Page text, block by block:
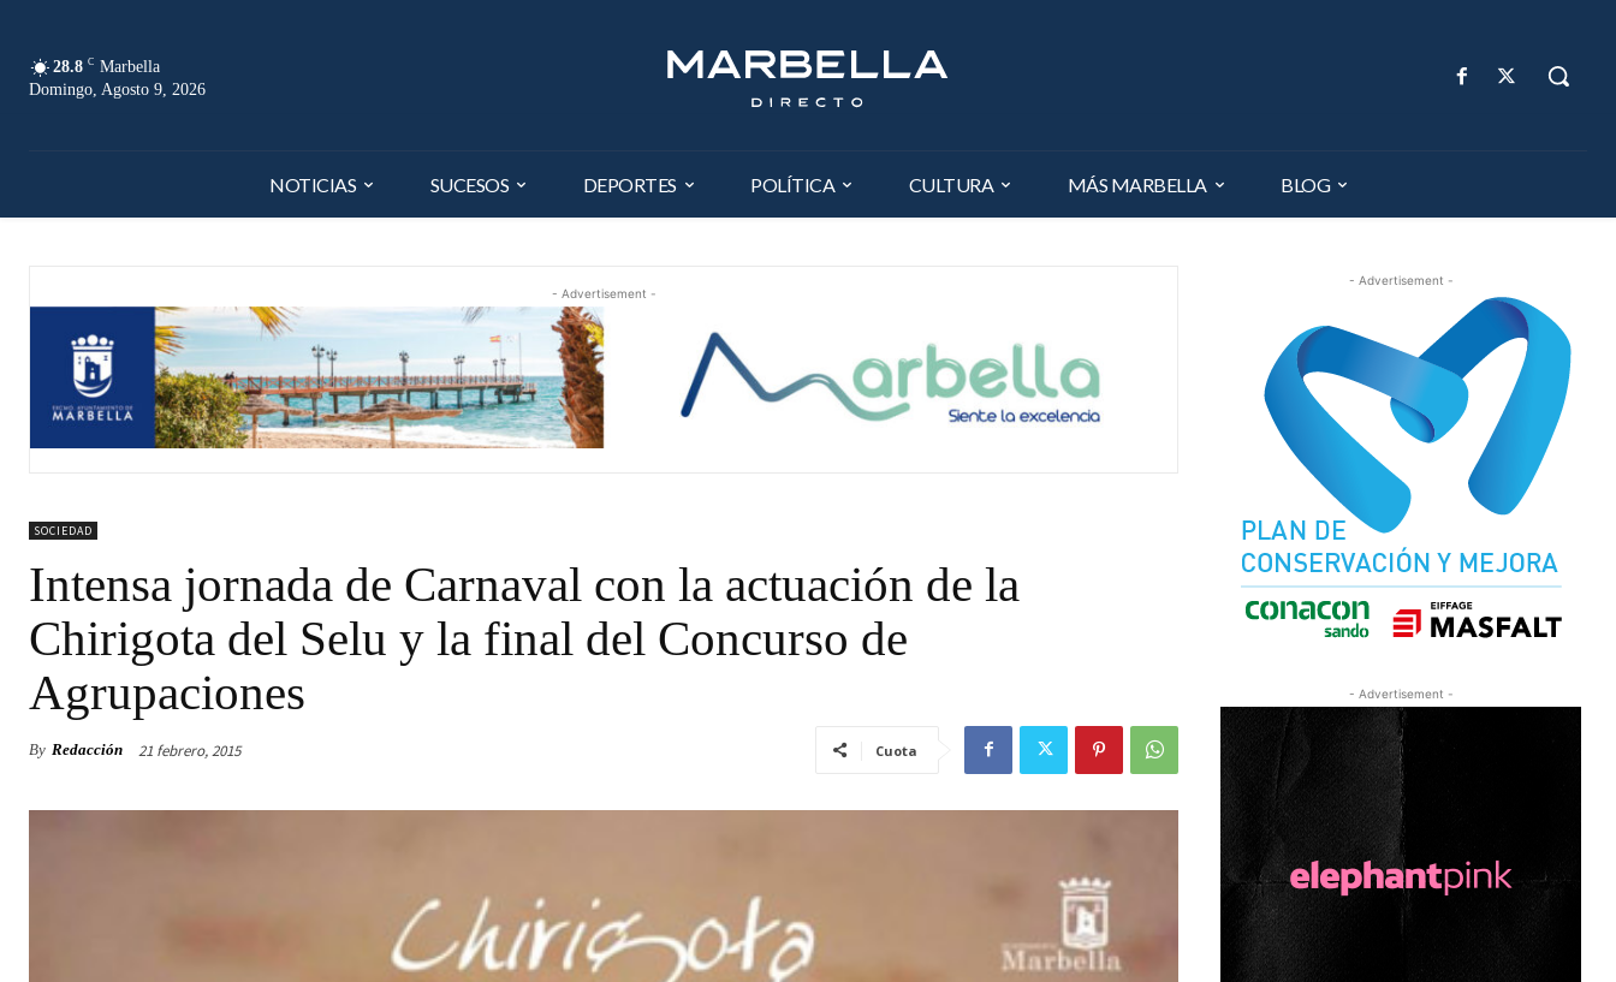
28.8 C Marbella
Domingo, Agosto 9, 2026
NOTICIAS SUCESOS DEPORTES POLÍTICA CULTURA MÁS MARBELLA BLOG
- Advertisement -
SOCIEDAD
Intensa jornada de Carnaval con la actuación de la
Chirigota del Selu y la final del Concurso de
Agrupaciones
By Redacción 21 febrero, 2015 Cuota
- Advertisement -
- Advertisement -